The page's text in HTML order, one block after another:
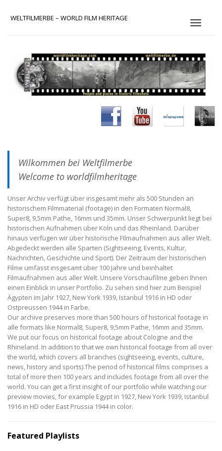
S
a
l
t
e
N
v
i
WELTFILMERBE – WORLD FILM HERITAGE
Wilkommen bei Weltfilmerbe
Welcome to worldfilmheritage
Unser Archiv verfügt über insgesamt mehr als 500 Stunden an
historischem Filmmaterial (footage) in den Formaten Normal8,
Super8, 9,5mm Pathe, 16mm und 35mm. Unser Schwerpunkt liegt bei
historischen Aufnahmen über Köln und das Rheinland. Darüber
hinaus verfügen wir über historische Filmaufnahmen aus aller Welt.
Abgedeckt werden alle Sparten (Sightseeing, Events, Kultur,
Nachrichten, Geschichte und Sport). Der Zeitraum der historischen
Filme umfasst insgesamt über 100 Jahre und beinhaltet
Filmaufnahmen aus aller Welt. Unsere Vorschaufilme geben Ihnen
einen Einblick in unser Portfolio. Zu sehen sind hier zum Beispiel
Ägypten im Jahr 1927, New York 1939, Istanbul 1916 in HD oder
Ostpreussen 1944 in Farbe.
Our archive preserves more than 500 hours of historical footage in
alle formats like Normal8, Super8, 9,5mm Pathe, 16mm and 35mm.
We put our focus on historical footage about Cologne and the
Rhineland. In addition to that we own historical footage from all over
the world, which covers all branches (sightseeing, events, culture,
news, history and sports).The period of historical films comprises a
total of more then 100 years and includes footage from all over the
world. You can get a first insight of our portfolio while watching our
preview movies, for example Egypt in 1927, New York 1939, Istanbul
1916 in HD oder East Prussia 1944 in color.
Featured Playlists